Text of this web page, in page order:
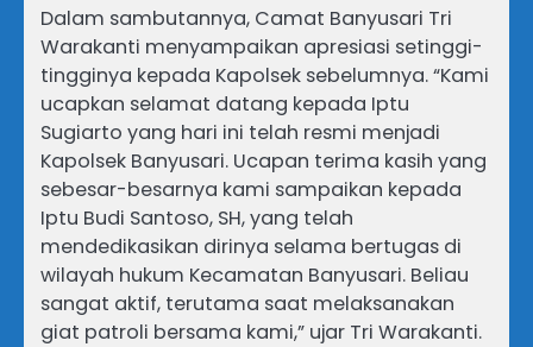
Dalam sambutannya, Camat Banyusari Tri
Warakanti menyampaikan apresiasi setinggi-
tingginya kepada Kapolsek sebelumnya. “Kami
ucapkan selamat datang kepada Iptu
Sugiarto yang hari ini telah resmi menjadi
Kapolsek Banyusari. Ucapan terima kasih yang
sebesar-besarnya kami sampaikan kepada
Iptu Budi Santoso, SH, yang telah
mendedikasikan dirinya selama bertugas di
wilayah hukum Kecamatan Banyusari. Beliau
sangat aktif, terutama saat melaksanakan
giat patroli bersama kami,” ujar Tri Warakanti.